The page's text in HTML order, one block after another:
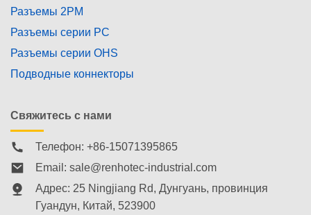
Разъемы 2PM
Разъемы серии PC
Разъемы серии OHS
Подводные коннекторы
Свяжитесь с нами
Телефон: +86-15071395865
Email: sale@renhotec-industrial.com
Адрес: 25 Ningjiang Rd, Дунгуань, провинция
Гуандун, Китай, 523900